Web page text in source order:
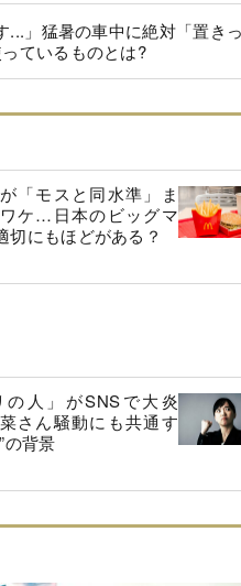
...」猛暑の車中に絶対「置き
ているものとは?
「モスと同水準」ま
ケ…日本のビッグマ
切にもほどがある？
の人」がSNSで大炎
さん騒動にも共通す
の背景